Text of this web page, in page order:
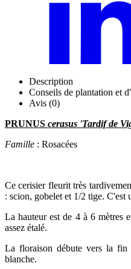
Description
Conseils de plantation et
Avis (0)
PRUNUS cerasus 'Tardif de
Famille : Rosacées
Ce cerisier fleurit très
: scion, gobelet et 1/2 tige. C'est
La hauteur est de 4 à 6 mètres
assez étalé.
La floraison débute vers la
blanche.